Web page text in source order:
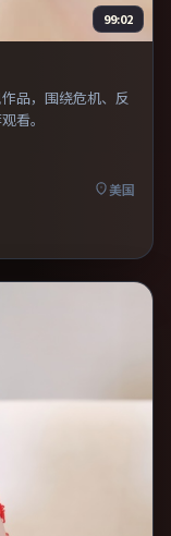
99:02
品，围绕危机、反
看。
美国